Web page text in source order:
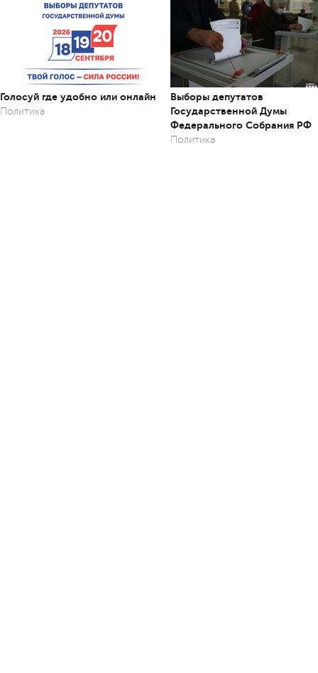
Голосуй где удобно или онлайн
Политика
Выборы депутатов
Государственной Думы
Федерального Собрания РФ
Политика